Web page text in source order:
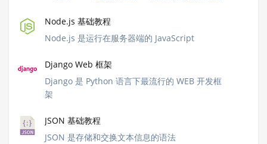
Node.js 基础教程
Node.js 是运行在服务器端的 JavaScript
Django Web 框架
Django 是 Python 语言下最流行的 WEB 开发框
架
JSON 基础教程
JSON 是存储和交换文本信息的语法